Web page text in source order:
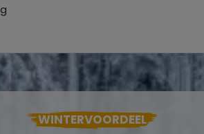
WINTERVOORDEEL